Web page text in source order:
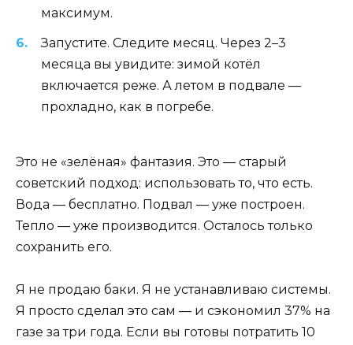
максимум.
Запустите. Следите месяц. Через 2–3
месяца вы увидите: зимой котёл
включается реже. А летом в подвале —
прохладно, как в погребе.
Это не «зелёная» фантазия. Это — старый
советский подход: использовать то, что есть.
Вода — бесплатно. Подвал — уже построен.
Тепло — уже производится. Осталось только
сохранить его.
Я не продаю баки. Я не устанавливаю системы.
Я просто сделал это сам — и сэкономил 37% на
газе за три года. Если вы готовы потратить 10